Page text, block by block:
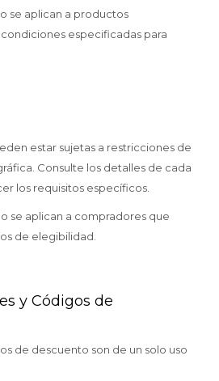
se aplican a productos
especificadas para
estar sujetas a restricciones de
Consulte los detalles de cada
los requisitos específicos.
se aplican a compradores que
de elegibilidad.
y Códigos de
de descuento son de un solo uso